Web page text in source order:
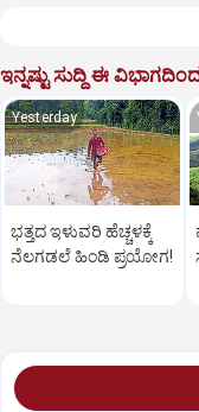
ಇನ್ನಷ್ಟು ಸುದ್ದಿ ಈ
Yesterday
ಭತ್ತದ ಇಳುವರಿ ಹೆಚ್ಚಳಕ್ಕೆ
ನೆಲಗಡಲೆ ಹಿಂಡಿ ಪ್ರಯೋಗ!